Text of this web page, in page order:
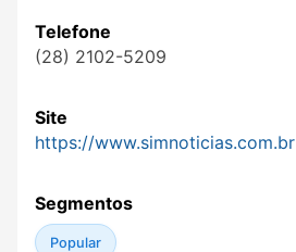
Telefone
(28) 2102-5209
Site
https://www.simnoticias.com.br
Segmentos
Popular